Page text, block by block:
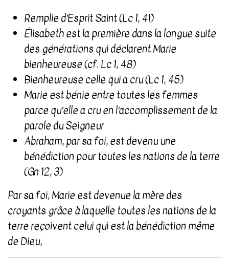
Remplie d’Esprit Saint (Lc 1, 41)
Élisabeth est la première dans la longue suite
des générations qui déclarent Marie
bienheureuse (cf. Lc 1, 48)
Bienheureuse celle qui a cru (Lc 1, 45)
Marie est bénie entre toutes les femmes
parce qu’elle a cru en l’accomplissement de la
parole du Seigneur
Abraham, par sa foi, est devenu une
bénédiction pour toutes les nations de la terre
(Gn 12, 3)
Par sa foi, Marie est devenue la mère des
croyants grâce à laquelle toutes les nations de la
terre reçoivent celui qui est la bénédiction même
de Dieu,